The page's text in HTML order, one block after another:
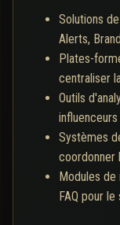
Solutions
Alerts,
Plates-
centraliser
Outils
influenceurs
Systèmes
coordonner
Modules
FAQ pour